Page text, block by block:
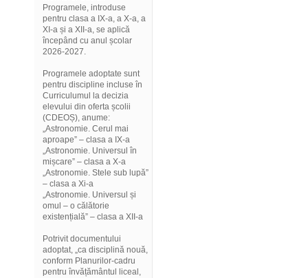
Programele, introduse
pentru clasa a IX-a, a X-a, a
XI-a și a XII-a, se aplică
începând cu anul școlar
2026-2027.
Programele adoptate sunt
pentru discipline incluse în
Curriculumul la decizia
elevului din oferta școlii
(CDEOȘ), anume:
„Astronomie. Cerul mai
aproape” – clasa a IX-a
„Astronomie. Universul în
mișcare” – clasa a X-a
„Astronomie. Stele sub lupă”
– clasa a Xi-a
„Astronomie. Universul și
omul – o călătorie
existențială” – clasa a XII-a
Potrivit documentului
adoptat, „ca disciplină nouă,
conform Planurilor-cadru
pentru învățământul liceal,